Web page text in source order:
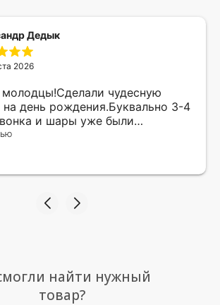
Дедык
2026
молодцы!Сделали чудесную
день рождения.Буквально 3-4
и шары уже были
по адресу.Качество
найти нужный
товар?